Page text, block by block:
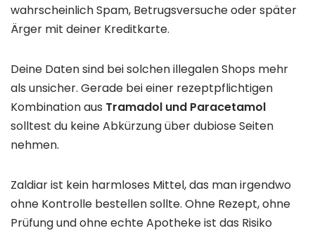
wahrscheinlich Spam, Betrugsversuche oder später
Ärger mit deiner Kreditkarte.
Deine Daten sind bei solchen illegalen Shops mehr
als unsicher. Gerade bei einer rezeptpflichtigen
Kombination aus Tramadol und Paracetamol
solltest du keine Abkürzung über dubiose Seiten
nehmen.
Zaldiar ist kein harmloses Mittel, das man irgendwo
ohne Kontrolle bestellen sollte. Ohne Rezept, ohne
Prüfung und ohne echte Apotheke ist das Risiko